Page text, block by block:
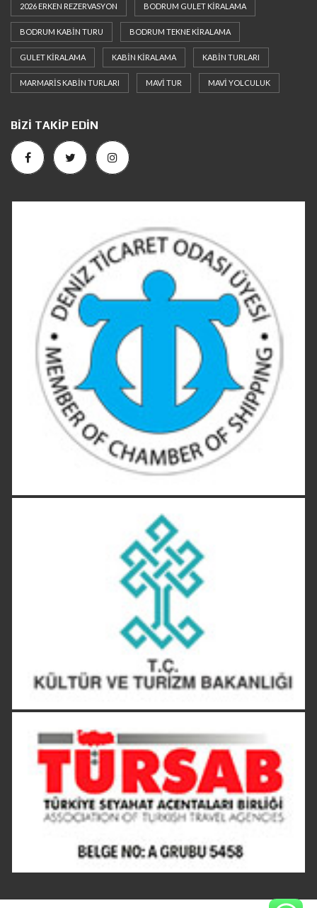
2026 ERKEN REZERVASYON BODRUM GULET KIRALAMA
BODRUM KABIN TURU BODRUM TEKNE KIRALAMA
GULET KIRALAMA KABIN KIRALAMA KABIN TURLARI
MARMARIS KABIN TURLARI MAVI TUR MAVI YOLCULUK
BIZI TAKIP EDIN